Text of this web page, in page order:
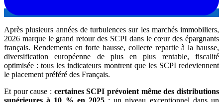
Après plusieurs années de turbulences sur les marchés immobiliers,
2026 marque le grand retour des SCPI dans le cœur des épargnants
français. Rendements en forte hausse, collecte repartie à la hausse,
diversification européenne de plus en plus rentable, fiscalité
optimisée : tous les indicateurs montrent que les SCPI redeviennent
le placement préféré des Français.
Et pour cause : certaines SCPI prévoient même des distributions
supérieures à 10 % en 2025: un niveau exceptionnel dans un